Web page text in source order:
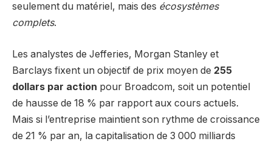
seulement du matériel, mais des écosystèmes
complets.
Les analystes de Jefferies, Morgan Stanley et
Barclays fixent un objectif de prix moyen de 255
dollars par action pour Broadcom, soit un potentiel
de hausse de 18 % par rapport aux cours actuels.
Mais si l’entreprise maintient son rythme de croissance
de 21 % par an, la capitalisation de 3 000 milliards